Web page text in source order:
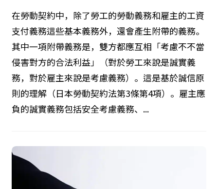
在勞動契約中，除了勞工的勞動義務和雇主的工資
支付義務這些基本義務外，還會產生附帶的義務。
其中一項附帶義務是，雙方都應互相「考慮不不當
侵害對方的合法利益」（對於勞工來說是誠實義
務，對於雇主來說是考慮義務）。這是基於誠信原
則的理解（日本勞動契約法第3條第4項）。雇主應
負的誠實義務包括安全考慮義務、...